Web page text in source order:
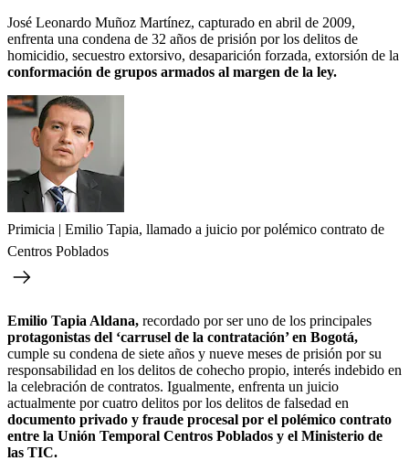
José Leonardo Muñoz Martínez, capturado en abril de 2009,
enfrenta una condena de 32 años de prisión por los delitos de
homicidio, secuestro extorsivo, desaparición forzada, extorsión de la
conformación de grupos armados al margen de la ley.
Primicia | Emilio Tapia, llamado a juicio por polémico contrato de
Centros Poblados
Emilio Tapia Aldana, recordado por ser uno de los principales
protagonistas del ‘carrusel de la contratación’ en Bogotá,
cumple su condena de siete años y nueve meses de prisión por su
responsabilidad en los delitos de cohecho propio, interés indebido en
la celebración de contratos. Igualmente, enfrenta un juicio
actualmente por cuatro delitos por los delitos de falsedad en
documento privado y fraude procesal por el polémico contrato
entre la Unión Temporal Centros Poblados y el Ministerio de
las TIC.